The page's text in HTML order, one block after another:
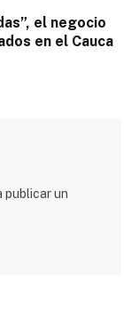
el negocio
en el Cauca
publicar un